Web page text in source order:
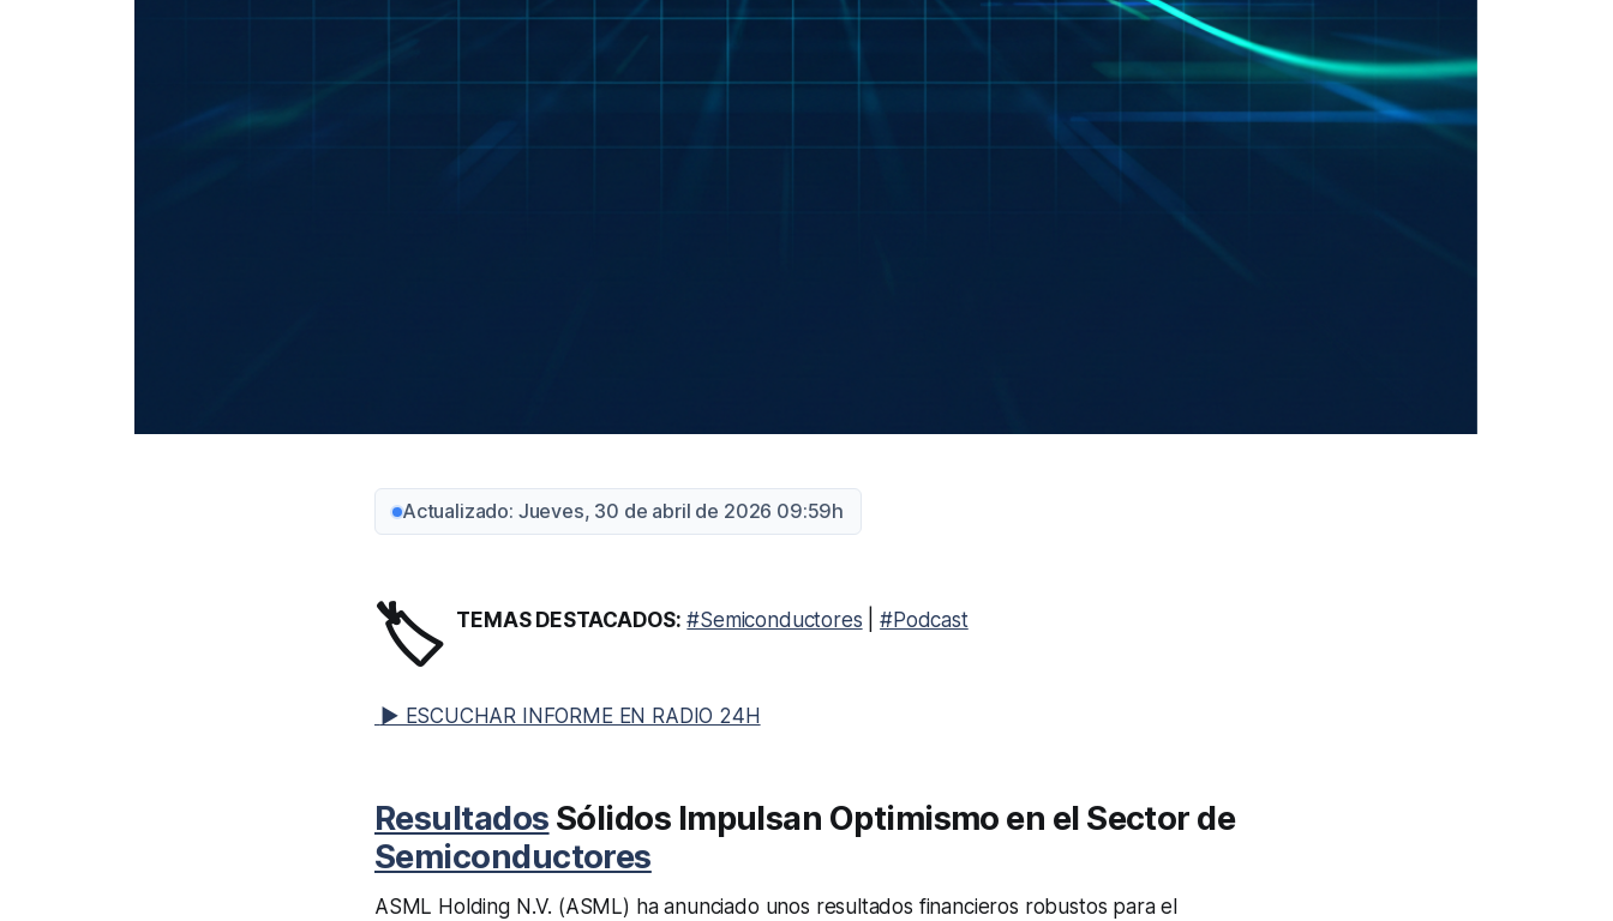
Actualizado: Jueves, 30 de abril de 2026 09:59h
🏷️ TEMAS DESTACADOS: #Semiconductores |#Podcast
▶ ESCUCHAR INFORME EN RADIO 24H
Resultados Sólidos Impulsan Optimismo en el Sector de
Semiconductores
ASML Holding N.V. (ASML) ha anunciado unos resultados financieros robustos para el